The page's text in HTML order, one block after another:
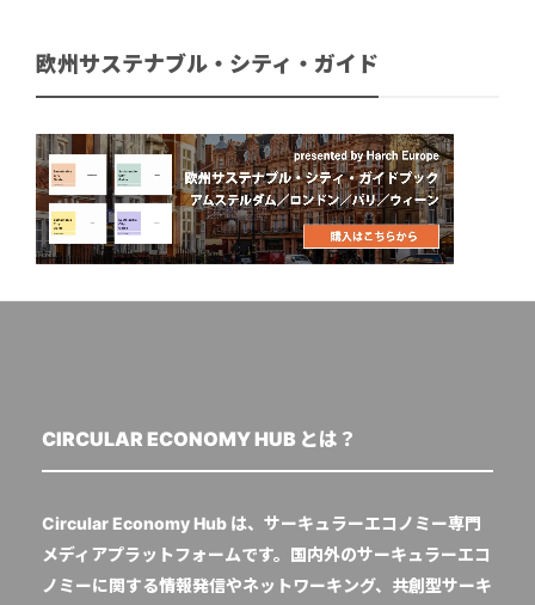
欧州サステナブル・シティ・ガイド
CIRCULAR ECONOMY HUB とは？
Circular Economy Hub は、サーキュラーエコノミー専門
メディアプラットフォームです。国内外のサーキュラーエコ
ノミーに関する情報発信やネットワーキング、共創型サーキ